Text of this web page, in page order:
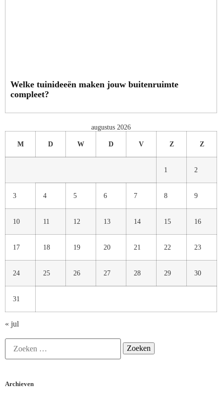
Welke tuinideeën maken jouw buitenruimte
compleet?
augustus 2026
M D W D V Z Z
1 2
3 4 5 6 7 8 9
10 11 12 13 14 15 16
17 18 19 20 21 22 23
24 25 26 27 28 29 30
31
« jul
Archieven